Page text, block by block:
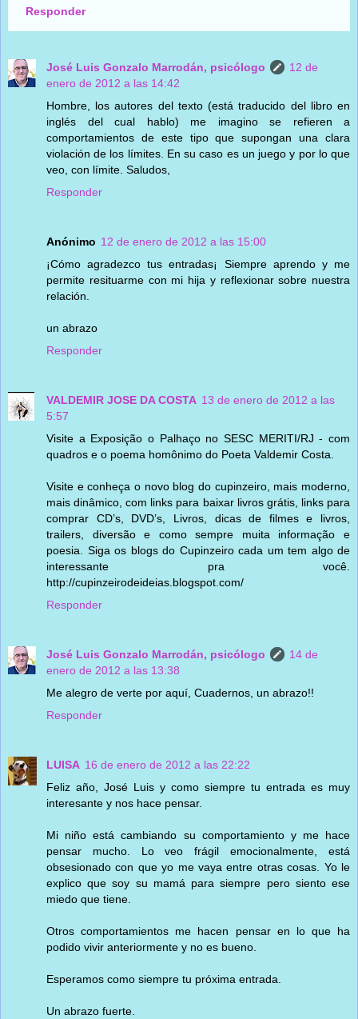
Responder
José Luis Gonzalo Marrodán, psicólogo
12 de
enero de 2012 a las 14:42
Hombre, los autores del texto (está traducido del libro en
inglés del cual hablo) me imagino se refieren a
comportamientos de este tipo que supongan una clara
violación de los límites. En su caso es un juego y por lo que
veo, con límite. Saludos,
Responder
Anónimo 12 de enero de 2012 a las 15:00
¡Cómo agradezco tus entradas¡ Siempre aprendo y me
permite resituarme con mi hija y reflexionar sobre nuestra
relación.
un abrazo
Responder
VALDEMIR JOSE DA COSTA 13 de enero de 2012 a las
5:57
Visite a Exposição o Palhaço no SESC MERITI/RJ - com
quadros e o poema homônimo do Poeta Valdemir Costa.
Visite e conheça o novo blog do cupinzeiro, mais moderno,
mais dinâmico, com links para baixar livros grátis, links para
comprar CD’s, DVD’s, Livros, dicas de filmes e livros,
trailers, diversão e como sempre muita informação e
poesia. Siga os blogs do Cupinzeiro cada um tem algo de
interessante pra você.
http://cupinzeirodeideias.blogspot.com/
Responder
José Luis Gonzalo Marrodán, psicólogo
14 de
enero de 2012 a las 13:38
Me alegro de verte por aquí, Cuadernos, un abrazo!!
Responder
LUISA 16 de enero de 2012 a las 22:22
Feliz año, José Luis y como siempre tu entrada es muy
interesante y nos hace pensar.
Mi niño está cambiando su comportamiento y me hace
pensar mucho. Lo veo frágil emocionalmente, está
obsesionado con que yo me vaya entre otras cosas. Yo le
explico que soy su mamá para siempre pero siento ese
miedo que tiene.
Otros comportamientos me hacen pensar en lo que ha
podido vivir anteriormente y no es bueno.
Esperamos como siempre tu próxima entrada.
Un abrazo fuerte.